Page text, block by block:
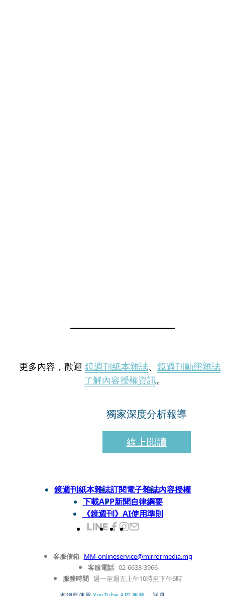
更多內容，歡迎 鏡週刊紙本雜誌、 鏡週刊動態雜誌
了解內容授權資訊。
獨家深度分析報導
線上閱讀
鏡週刊紙本雜誌訂閱電子雜誌內容授權
下載APP新聞自律綱要
《鏡週刊》AI使用準則
客服信箱 MM-onlineservice@mirrormedia.mg
客服電話 02-6633-3966
服務時間 週一至週五上午10時至下午6時